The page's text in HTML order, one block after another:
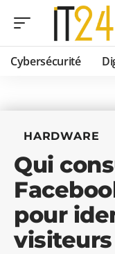
Cybersécurité
HARDWARE
Qui
pour
visiteurs